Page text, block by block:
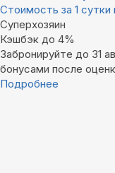
Стоимость за 1 сутки
Суперхозяин
Кэшбэк до 4%
Забронируйте до 31
бонусами после
Подробнее